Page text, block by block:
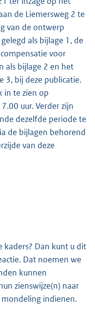
de Liemersweg 2 te
van de ontwerp
als bijlage 1, de
voor
als bijlage 2 en het
3, bij deze publicatie.
in te zien op
uur. Verder zijn
dezelfde periode te
de bijlagen behorend
van deze
kaders? Dan kunt u dit
Dat noemen we
kunnen
zienswijze(n) naar
indienen.